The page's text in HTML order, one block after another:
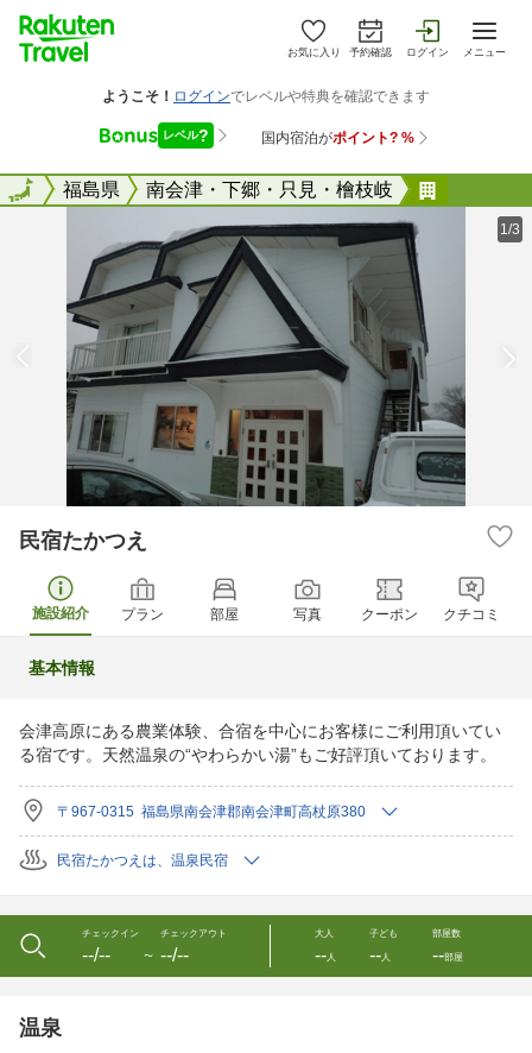
お気に入り 予約確認 ログイン メニュー
全国福島県 南会津・下郷・只見・檜枝岐
全国
1/3
民宿たかつえ
施設紹介 プラン 部屋 写真 クーポン クチコミ
基本情報
会津高原にある農業体験、合宿を中心にお客様にご利用頂いてい
る宿です。天然温泉の“やわらかい湯”もご好評頂いております。
〒967-0315 福島県南会津郡南会津町高杖原380
民宿たかつえは、温泉民宿
チェックイン
--/-- 〜
チェックアウト
--/--
大人
--人
子ども
--人
部屋数
--部屋
温泉